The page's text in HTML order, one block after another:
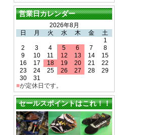
営業日カレンダー
2026年8月
日
月 火 水 木 金
土
1
2
3 4 5 6 7
8
9
10 11 12 13 14
15
16
17 18 19 20 21
22
23
24 25 26 27 28
29
30
31
■が定休日です。
セールスポイントはこれ！！